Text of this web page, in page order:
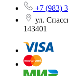
+7 (983)
ул.
143401